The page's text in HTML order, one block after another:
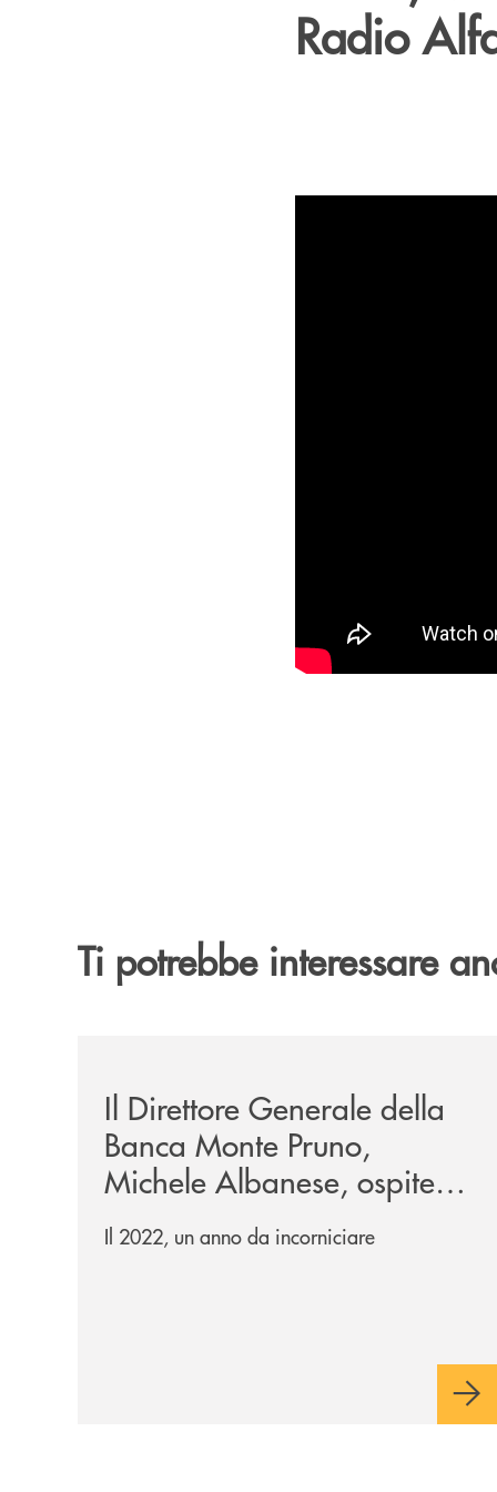
Radio
Ti potrebbe interessare
Il Direttore Generale della
Banca Monte Pruno,
Michele Albanese, ospite a
Radio Alfa
Il 2022, un anno da incorniciare